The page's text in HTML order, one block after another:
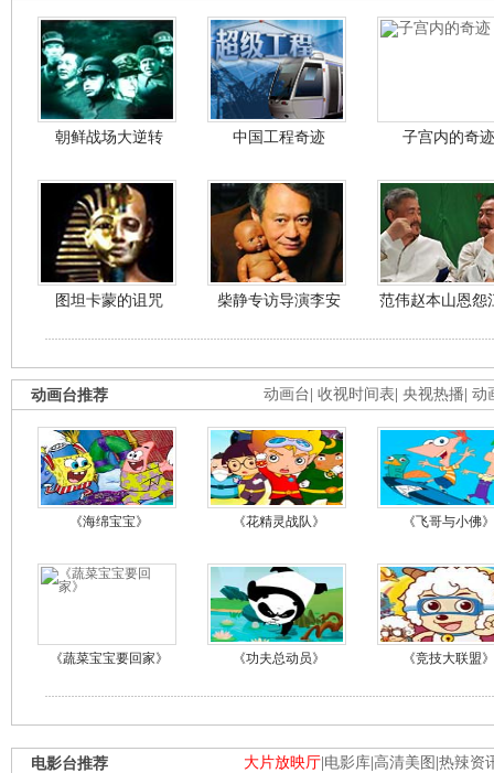
朝鲜战场大逆转 中国工程奇迹 子宫内的奇迹
图坦卡蒙的诅咒 柴静专访导演李安 范伟赵本山恩怨
动画台 收视时间表 央视热播 动
动画台推荐
《海绵宝宝》 《花精灵战队》 《飞哥与小佛》
《蔬菜宝宝要回家》 《功夫总动员》 《竞技大联盟》
大片放映厅 电影库 高清美图 热辣资
电影台推荐